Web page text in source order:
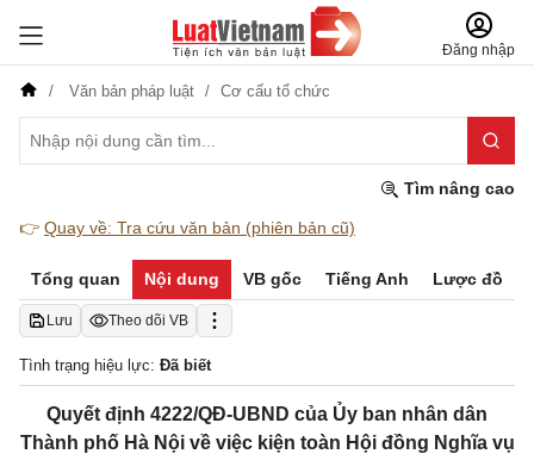
Đăng nhập
Văn bản pháp luật Cơ cấu tổ chức
Tìm nâng cao
👉 Quay về: Tra cứu văn bản (phiên bản cũ)
Tổng quan Nội dung VB gốc Tiếng Anh Lược đồ
Lưu Theo dõi VB
Tình trạng hiệu lực: Đã biết
Quyết định 4222/QĐ-UBND của Ủy ban nhân dân
Thành phố Hà Nội về việc kiện toàn Hội đồng Nghĩa vụ